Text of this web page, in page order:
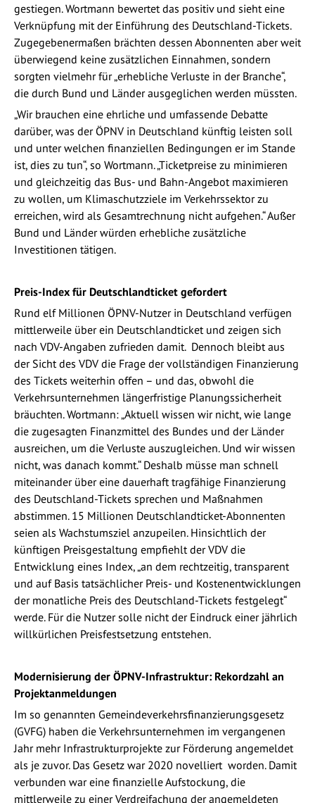
gestiegen. Wortmann bewertet das positiv und sieht eine
Verknüpfung mit der Einführung des Deutschland-Tickets.
Zugegebenermaßen brächten dessen Abonnenten aber weit
überwiegend keine zusätzlichen Einnahmen, sondern
sorgten vielmehr für „erhebliche Verluste in der Branche“,
die durch Bund und Länder ausgeglichen werden müssten.
„Wir brauchen eine ehrliche und umfassende Debatte
darüber, was der ÖPNV in Deutschland künftig leisten soll
und unter welchen finanziellen Bedingungen er im Stande
ist, dies zu tun“, so Wortmann. „Ticketpreise zu minimieren
und gleichzeitig das Bus- und Bahn-Angebot maximieren
zu wollen, um Klimaschutzziele im Verkehrssektor zu
erreichen, wird als Gesamtrechnung nicht aufgehen.“ Außer
Bund und Länder würden erhebliche zusätzliche
Investitionen tätigen.
Preis-Index für Deutschlandticket gefordert
Rund elf Millionen ÖPNV-Nutzer in Deutschland verfügen
mittlerweile über ein Deutschlandticket und zeigen sich
nach VDV-Angaben zufrieden damit. Dennoch bleibt aus
der Sicht des VDV die Frage der vollständigen Finanzierung
des Tickets weiterhin offen – und das, obwohl die
Verkehrsunternehmen längerfristige Planungssicherheit
bräuchten. Wortmann: „Aktuell wissen wir nicht, wie lange
die zugesagten Finanzmittel des Bundes und der Länder
ausreichen, um die Verluste auszugleichen. Und wir wissen
nicht, was danach kommt.“ Deshalb müsse man schnell
miteinander über eine dauerhaft tragfähige Finanzierung
des Deutschland-Tickets sprechen und Maßnahmen
abstimmen. 15 Millionen Deutschlandticket-Abonnenten
seien als Wachstumsziel anzupeilen. Hinsichtlich der
künftigen Preisgestaltung empfiehlt der VDV die
Entwicklung eines Index, „an dem rechtzeitig, transparent
und auf Basis tatsächlicher Preis- und Kostenentwicklungen
der monatliche Preis des Deutschland-Tickets festgelegt“
werde. Für die Nutzer solle nicht der Eindruck einer jährlich
willkürlichen Preisfestsetzung entstehen.
Modernisierung der ÖPNV-Infrastruktur: Rekordzahl an
Projektanmeldungen
Im so genannten Gemeindeverkehrsfinanzierungsgesetz
(GVFG) haben die Verkehrsunternehmen im vergangenen
Jahr mehr Infrastrukturprojekte zur Förderung angemeldet
als je zuvor. Das Gesetz war 2020 novelliert worden. Damit
verbunden war eine finanzielle Aufstockung, die
mittlerweile zu einer Verdreifachung der angemeldeten